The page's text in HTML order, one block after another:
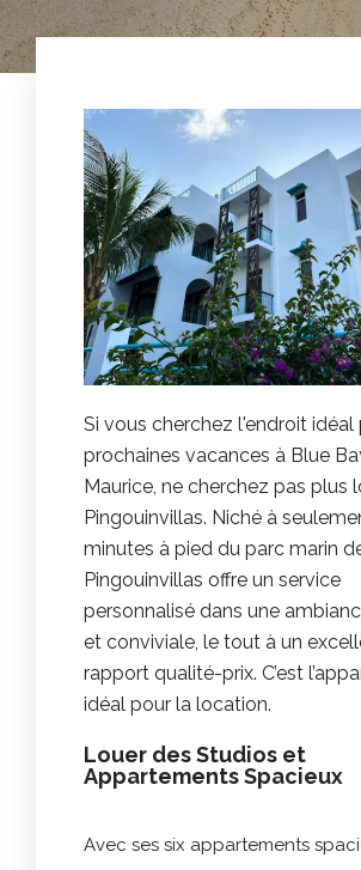
Si vous cherchez l'endroit idéal
prochaines vacances à Blue
Maurice, ne cherchez pas plus
Pingouinvillas. Niché à
minutes à pied du parc marin
Pingouinvillas offre un service
personnalisé dans une
et conviviale, le tout à un
rapport qualité-prix. C’est
idéal pour la location.
Louer des Studios et
Appartements Spacieux
Avec ses six appartements